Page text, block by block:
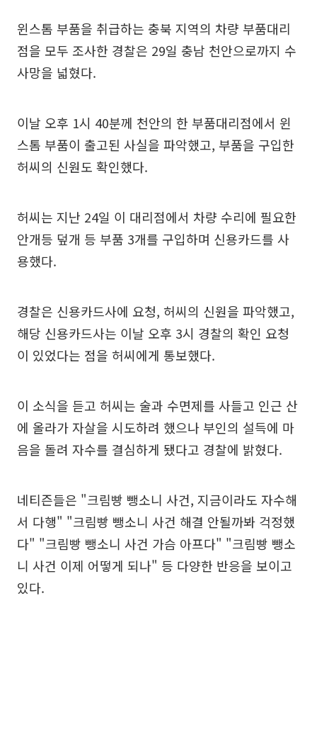
윈스톰 부품을 취급하는 충북 지역의 차량 부품대리
점을 모두 조사한 경찰은 29일 충남 천안으로까지 수
사망을 넓혔다.
이날 오후 1시 40분께 천안의 한 부품대리점에서 윈
스톰 부품이 출고된 사실을 파악했고, 부품을 구입한
허씨의 신원도 확인했다.
허씨는 지난 24일 이 대리점에서 차량 수리에 필요한
안개등 덮개 등 부품 3개를 구입하며 신용카드를 사
용했다.
경찰은 신용카드사에 요청, 허씨의 신원을 파악했고,
해당 신용카드사는 이날 오후 3시 경찰의 확인 요청
이 있었다는 점을 허씨에게 통보했다.
이 소식을 듣고 허씨는 술과 수면제를 사들고 인근 산
에 올라가 자살을 시도하려 했으나 부인의 설득에 마
음을 돌려 자수를 결심하게 됐다고 경찰에 밝혔다.
네티즌들은 "크림빵 뺑소니 사건, 지금이라도 자수해
서 다행" "크림빵 뺑소니 사건 해결 안될까봐 걱정했
다" "크림빵 뺑소니 사건 가슴 아프다" "크림빵 뺑소
니 사건 이제 어떻게 되나" 등 다양한 반응을 보이고
있다.